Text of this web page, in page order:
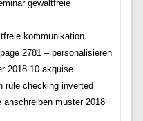
gewaltfreie
kommunikation
2781 – personalisieren
2018 10 akquise
rule checking inverted
muster 2018